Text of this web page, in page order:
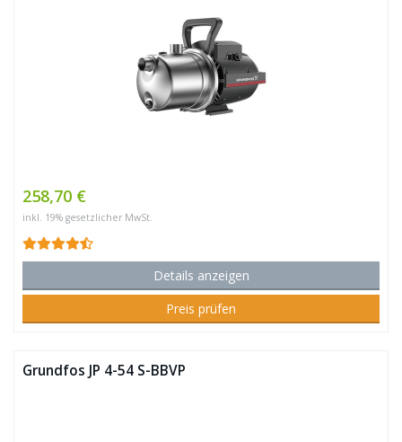
258,70 €
inkl. 19% gesetzlicher MwSt.
Details anzeigen
Preis prüfen
Grundfos JP 4-54 S-BBVP